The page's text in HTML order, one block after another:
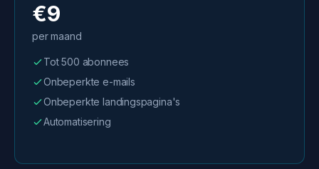
€9
per maand
Tot 500 abonnees
Onbeperkte e-mails
Onbeperkte landingspagina's
Automatisering